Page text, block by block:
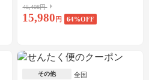
45,408円
15,980 円 64%OFF
その他 全国